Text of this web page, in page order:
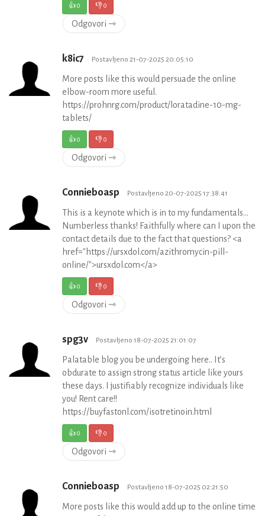
👍0 👎0
Odgovori ⇾
k8ic7 Postavljeno 21-07-2025 20:05:10
More posts like this would persuade the online
elbow-room more useful.
https://prohnrg.com/product/loratadine-10-mg-
tablets/
👍0 👎0
Odgovori ⇾
Connieboasp Postavljeno 20-07-2025 17:38:41
This is a keynote which is in to my fundamentals…
Numberless thanks! Faithfully where can I upon the
contact details due to the fact that questions? <a
href="https://ursxdol.com/azithromycin-pill-
online/">ursxdol.com</a>
👍0 👎0
Odgovori ⇾
spg3v Postavljeno 18-07-2025 21:01:07
Palatable blog you be undergoing here.. It’s
obdurate to assign strong status article like yours
these days. I justifiably recognize individuals like
you! Rent care!!
https://buyfastonl.com/isotretinoin.html
👍0 👎0
Odgovori ⇾
Connieboasp Postavljeno 18-07-2025 02:21:50
More posts like this would add up to the online time